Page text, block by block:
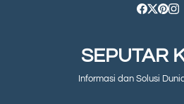
SEPUTAR
Informasi dan Solusi